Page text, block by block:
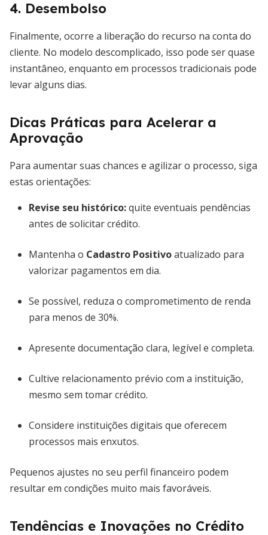
4. Desembolso
Finalmente, ocorre a liberação do recurso na conta do
cliente. No modelo descomplicado, isso pode ser quase
instantâneo, enquanto em processos tradicionais pode
levar alguns dias.
Dicas Práticas para Acelerar a
Aprovação
Para aumentar suas chances e agilizar o processo, siga
estas orientações:
Revise seu histórico:quite eventuais pendências
antes de solicitar crédito.
Mantenha o Cadastro Positivoatualizado para
valorizar pagamentos em dia.
Se possível, reduza o comprometimento de renda
para menos de 30%.
Apresente documentação clara, legível e completa.
Cultive relacionamento prévio com a instituição,
mesmo sem tomar crédito.
Considere instituições digitais que oferecem
processos mais enxutos.
Pequenos ajustes no seu perfil financeiro podem
resultar em condições muito mais favoráveis.
Tendências e Inovações no Crédito